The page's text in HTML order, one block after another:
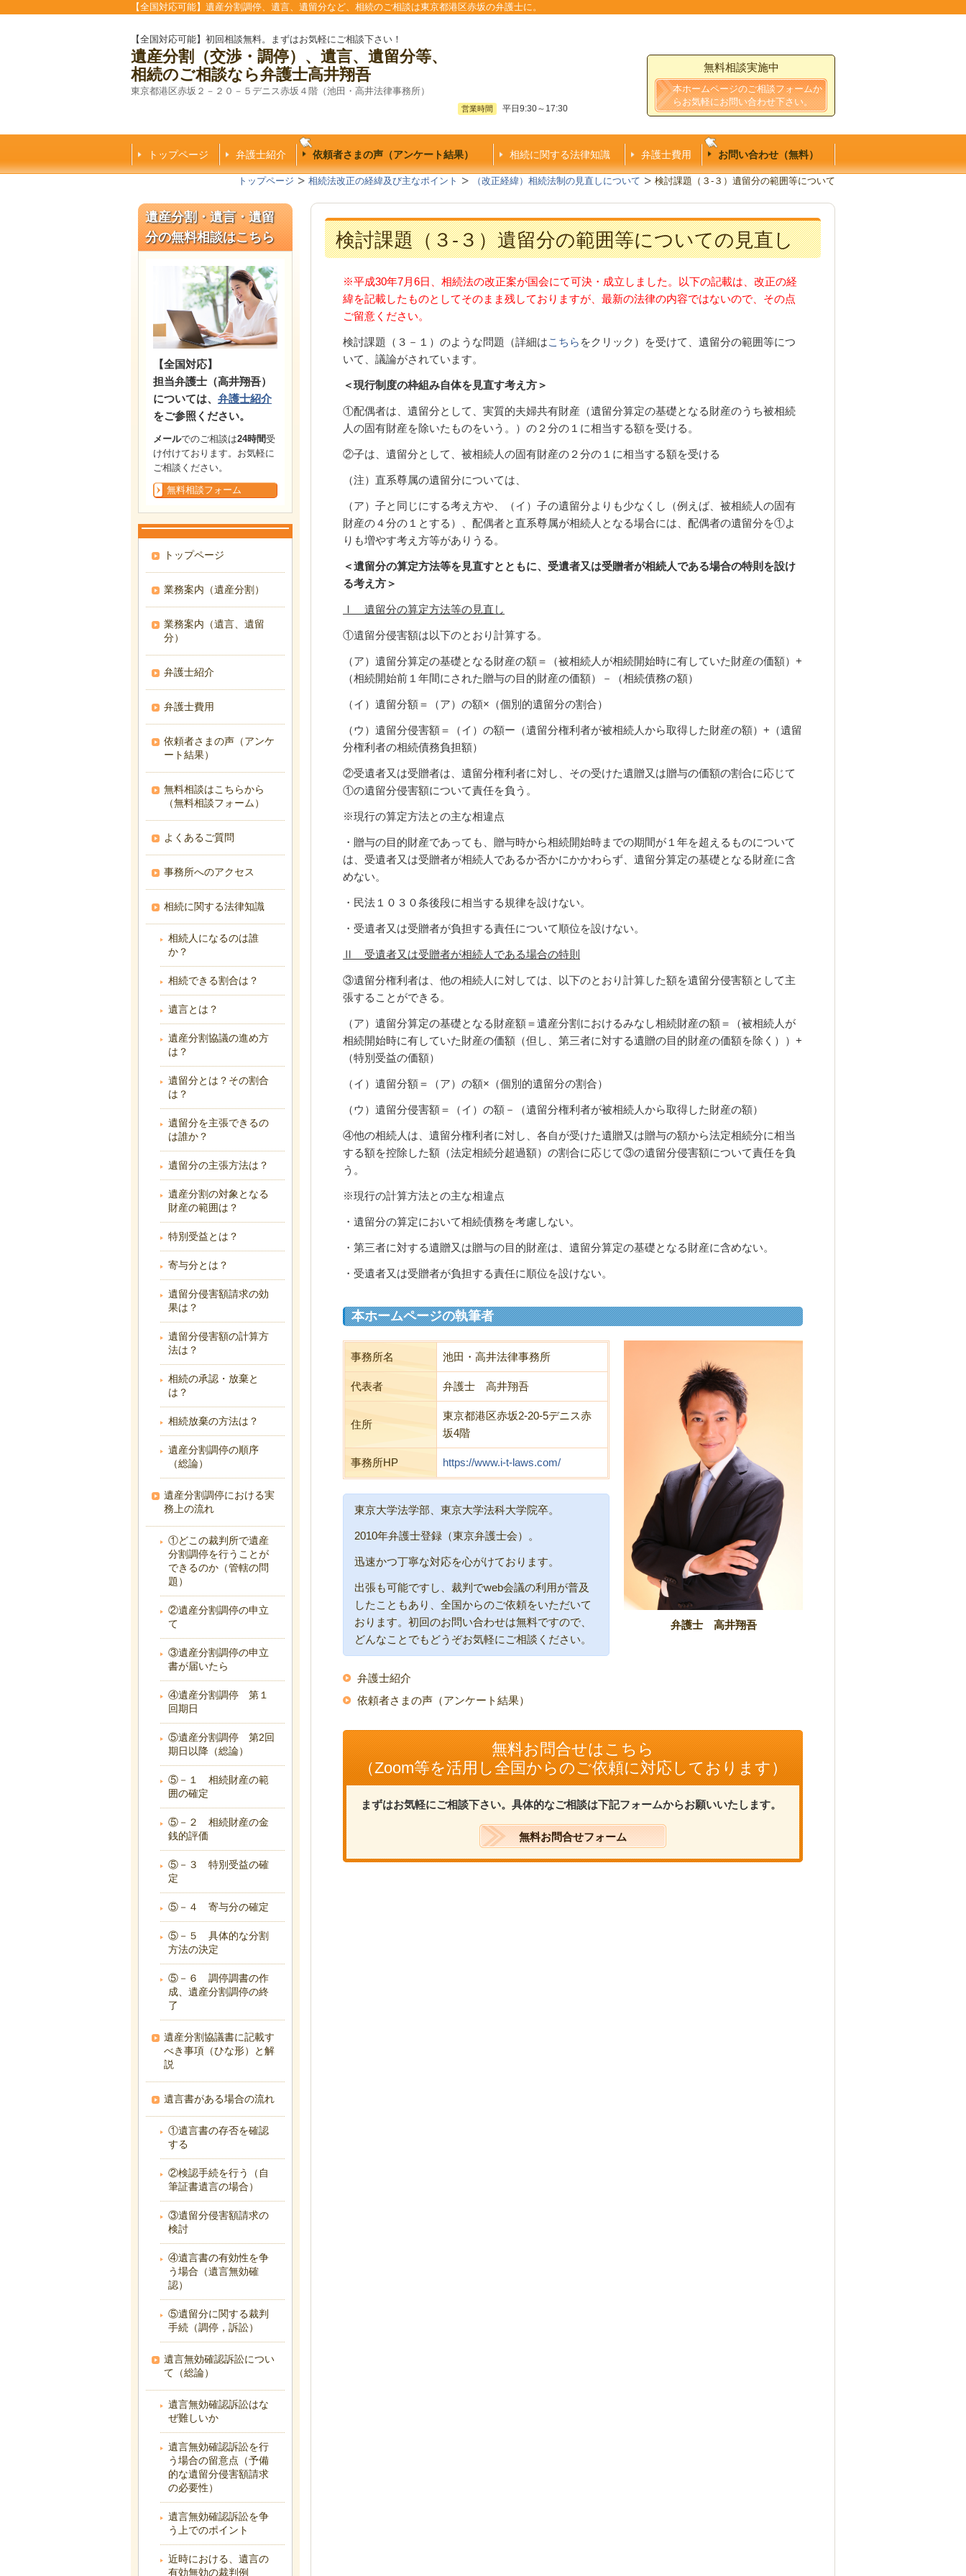
【全国対応可能】遺産分割調停、遺言、遺留分など、相続のご相談は東京都港区赤坂の弁護士に。
【全国対応可能】初回相談無料。まずはお気軽にご相談下さい！
遺産分割（交渉・調停）、遺言、遺留分等、
相続のご相談なら弁護士高井翔吾
東京都港区赤坂２－２０－５デニス赤坂４階（池田・高井法律事務所）
営業時間 平日9:30～17:30
無料相談実施中
本ホームページのご相談フォームか
らお気軽にお問い合わせ下さい。
トップページ 弁護士紹介 依頼者さまの声（アンケート結果） 相続に関する法律知識 弁護士費用 お問い合わせ（無料）
トップページ 相続法改正の経緯及び主なポイント （改正経緯）相続法制の見直しについて 検討課題（３-３）遺留分の範囲等について
検討課題（３-３）遺留分の範囲等についての見直し
※平成30年7月6日、相続法の改正案が国会にて可決・成立しました。以下の記載は、改正の経
緯を記載したものとしてそのまま残しておりますが、最新の法律の内容ではないので、その点
ご留意ください。
検討課題（３－１）のような問題（詳細はこちら をクリック）を受けて、遺留分の範囲等につ
いて、議論がされています。
＜現行制度の枠組み自体を見直す考え方＞
①配偶者は、遺留分として、実質的夫婦共有財産（遺留分算定の基礎となる財産のうち被相続
人の固有財産を除いたものをいう。）の２分の１に相当する額を受ける。
②子は、遺留分として、被相続人の固有財産の２分の１に相当する額を受ける
（注）直系尊属の遺留分については、
（ア）子と同じにする考え方や、（イ）子の遺留分よりも少なくし（例えば、被相続人の固有
財産の４分の１とする）、配偶者と直系尊属が相続人となる場合には、配偶者の遺留分を①よ
りも増やす考え方等がありうる。
＜遺留分の算定方法等を見直すとともに、受遺者又は受贈者が相続人である場合の特則を設け
る考え方＞
Ⅰ 遺留分の算定方法等の見直し
①遺留分侵害額は以下のとおり計算する。
（ア） 遺留分算定の基礎となる財産の額＝（被相続人が相続開始時に有していた財産の価額）+
（相続開始前１ 年間にされた贈与の目的財産の価額）－（相続債務の額）
（イ）遺留分額＝（ア）の額×（個別的遺留分の割合）
（ウ）遺留分侵害額＝（イ）の額ー（遺留分権利者が被相続人から取得した財産の額）+（遺留
分権利者の相続債務負担額）
②受遺者又は受贈者は、遺留分権利者に対し、その受けた遺贈又は贈与の価額の割合に応じて
①の遺留分侵害額について責任を負う。
※現行の算定方法との主な相違点
・贈与の目的財産であっても、贈与時から相続開始時までの期間が１年を超えるものについて
は、受遺者又は受贈者が相続人であるか否かにかかわらず、遺留分算定の基礎となる財産に含
めない。
・民法１０３０条後段に相当する規律を設けない。
・受遺者又は受贈者が負担する責任について順位を設けない。
Ⅱ 受遺者又は受贈者が相続人である場合の特則
③遺留分権利者は、他の相続人に対しては、以下のとおり計算した額を遺留分侵害額として主
張することができる。
（ア）遺留分算定の基礎となる財産額＝遺産分割におけるみなし相続財産の額＝（被相続人が
相続開始時に有していた財産の価額（但し、第三者に対する遺贈の目的財産の価額を除く））+
（特別受益の価額）
（イ）遺留分額＝（ア）の額×（個別的遺留分の割合）
（ウ）遺留分侵害額＝（イ）の額－（遺留分権利者が被相続人から取得した財産の額）
④他の相続人は、遺留分権利者に対し、各自が受けた遺贈又は贈与の額から法定相続分に相当
する額を控除した額（法定相続分超過額）の割合に応じて③の遺留分侵害額について責任を負
う。
※現行の計算方法との主な相違点
・遺留分の算定において相続債務を考慮しない。
・第三者に対する遺贈又は贈与の目的財産は、遺留分算定の基礎となる財産に含めない。
・受遺者又は受贈者が負担する責任に順位を設けない。
本ホームページの執筆者
弁護士 高井翔吾
事務所名 池田・高井法律事務所
代表者 弁護士 高井翔吾
住所
東京都港区赤坂2-20-5デニス赤
坂4階
事務所HP https://www.i-t-laws.com/
東京大学法学部、東京大学法科大学院卒。
2010年弁護士登録（東京弁護士会）。
迅速かつ丁寧な対応を心がけております。
出張も可能ですし、裁判でweb会議の利用が普及
したこともあり、全国からのご依頼をいただいて
おります。初回のお問い合わせは無料ですので、
どんなことでもどうぞお気軽にご相談ください。
弁護士紹介
依頼者さまの声（アンケート結果）
無料お問合せはこちら
（Zoom等を活用し全国からのご依頼に対応しております）
まずはお気軽にご相談下さい。具体的なご相談は下記フォームからお願いいたします。
無料お問合せフォーム
遺産分割・遺言・遺留
分の無料相談はこちら
【全国対応】
担当弁護士（高井翔吾）
については、 弁護士紹介
をご参照ください。
メールでのご相談は24時間受
け付けております。お気軽に
ご相談ください。
無料相談フォーム
トップページ
業務案内（遺産分割）
業務案内（遺言、遺留
分）
弁護士紹介
弁護士費用
依頼者さまの声（アンケ
ート結果）
無料相談はこちらから
（無料相談フォーム）
よくあるご質問
事務所へのアクセス
相続に関する法律知識
相続人になるのは誰
か？
相続できる割合は？
遺言とは？
遺産分割協議の進め方
は？
遺留分とは？その割合
は？
遺留分を主張できるの
は誰か？
遺留分の主張方法は？
遺産分割の対象となる
財産の範囲は？
特別受益とは？
寄与分とは？
遺留分侵害額請求の効
果は？
遺留分侵害額の計算方
法は？
相続の承認・放棄と
は？
相続放棄の方法は？
遺産分割調停の順序
（総論）
遺産分割調停における実
務上の流れ
①どこの裁判所で遺産
分割調停を行うことが
できるのか（管轄の問
題）
②遺産分割調停の申立
て
③遺産分割調停の申立
書が届いたら
④遺産分割調停 第１
回期日
⑤遺産分割調停 第2回
期日以降（総論）
⑤－１ 相続財産の範
囲の確定
⑤－２ 相続財産の金
銭的評価
⑤－３ 特別受益の確
定
⑤－４ 寄与分の確定
⑤－５ 具体的な分割
方法の決定
⑤－６ 調停調書の作
成、遺産分割調停の終
了
遺産分割協議書に記載す
べき事項（ひな形）と解
説
遺言書がある場合の流れ
①遺言書の存否を確認
する
②検認手続を行う（自
筆証書遺言の場合）
③遺留分侵害額請求の
検討
④遺言書の有効性を争
う場合（遺言無効確
認）
⑤遺留分に関する裁判
手続（調停，訴訟）
遺言無効確認訴訟につい
て（総論）
遺言無効確認訴訟はな
ぜ難しいか
遺言無効確認訴訟を行
う場合の留意点（予備
的な遺留分侵害額請求
の必要性）
遺言無効確認訴訟を争
う上でのポイント
近時における、遺言の
有効無効の裁判例